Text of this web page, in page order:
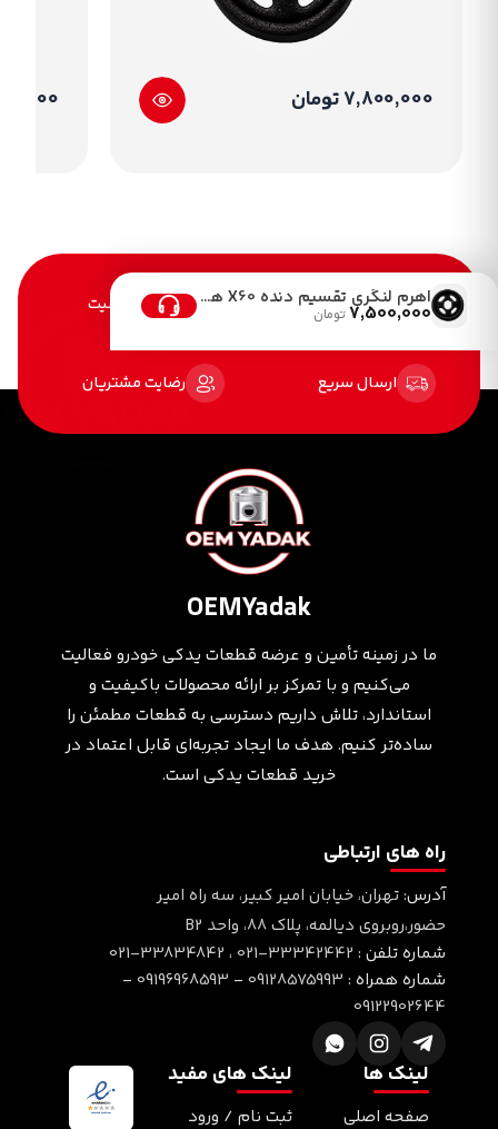
7,800,000 تومان
اهرم لنگری تقسیم دنده X60 هیلمنی
7,500,000تومانخرید آسان تضمین کیفیت
ارسال سریع رضایت مشتریان
OEMYadak
ما در زمینه تأمین و عرضه قطعات یدکی خودرو فعالیت
می‌کنیم و با تمرکز بر ارائه محصولات باکیفیت و
استاندارد، تلاش داریم دسترسی به قطعات مطمئن را
ساده‌تر کنیم. هدف ما ایجاد تجربه‌ای قابل اعتماد در
خرید قطعات یدکی است.
راه های ارتباطی
آدرس:تهران، خیابان امیر کبیر، سه راه امیر
حضور،روبروی دیالمه، پلاک ۸۸، واحد B2
شماره تلفن : 021-33342442 ، 021-33834842
شماره همراه : 09128575993
-
09196968593
-
09122902644
لینک ها
صفحه اصلی
لینک های مفید
ثبت نام / ورود